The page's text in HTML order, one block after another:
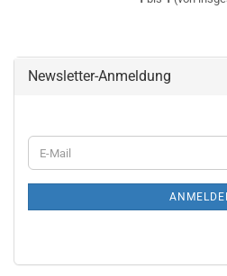
Newsletter-Anmeldung
WEITER
ZUR
E-
Mail